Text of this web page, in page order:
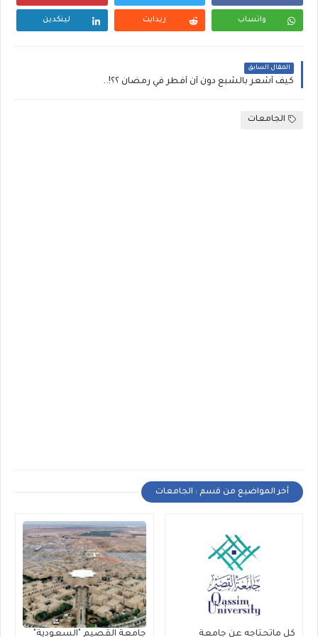
واتساب ريدايت لينكدين
المقال السابق
كيف أشعر بالشبع دون أن أفطر في رمضان ؟؟!..
الجامعات
أخر المواضيع من قسم : الجامعات
كل ماتحتاجه عن جامعة جامعة القصيم "السعودية"